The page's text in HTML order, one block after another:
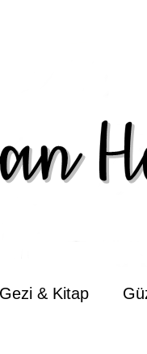
Gezi & Kitap